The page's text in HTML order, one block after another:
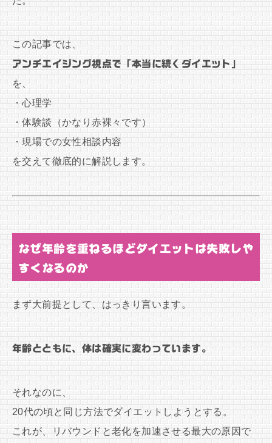
この記事では、
アンチエイジング視点で「本当に続くダイエット」
を、
・心理学
・体験談（かなり赤裸々です）
・現場での女性相談内容
を交えて徹底的に解説します。
なぜ年齢を重ねるほどダイエットは失敗しや
すくなるのか
まず大前提として、はっきり言います。
年齢とともに、体は確実に変わっています。
それなのに、
20代の頃と同じ方法でダイエットしようとする。
これが、リバウンドと老化を加速させる最大の原因で